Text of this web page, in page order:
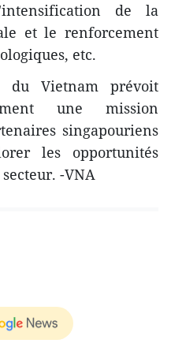
de la
et le renforcement
etc.
du Vietnam prévoit
une mission
singapouriens
les opportunités
-VNA